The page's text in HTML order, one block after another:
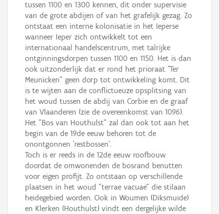
tussen 1100 en 1300 kennen, dit onder supervisie
van de grote abdijen of van het grafelijk gezag. Zo
ontstaat een interne kolonisatie in het Ieperse
wanneer Ieper zich ontwikkelt tot een
internationaal handelscentrum, met talrijke
ontginningsdorpen tussen 1100 en 1150. Het is dan
ook uitzonderlijk dat er rond het prioraat "Ter
Meunicken" geen dorp tot ontwikkeling komt. Dit
is te wijten aan de conflictueuze opsplitsing van
het woud tussen de abdij van Corbie en de graaf
van Vlaanderen (zie de overeenkomst van 1096).
Het "Bos van Houthulst" zal dan ook tot aan het
begin van de 19de eeuw behoren tot de
onontgonnen 'restbossen'.
Toch is er reeds in de 12de eeuw roofbouw
doordat de omwonenden de bosrand benutten
voor eigen profijt. Zo ontstaan op verschillende
plaatsen in het woud "terrae vacuae" die stilaan
heidegebied worden. Ook in Woumen (Diksmuide)
en Klerken (Houthulst) vindt een dergelijke wilde